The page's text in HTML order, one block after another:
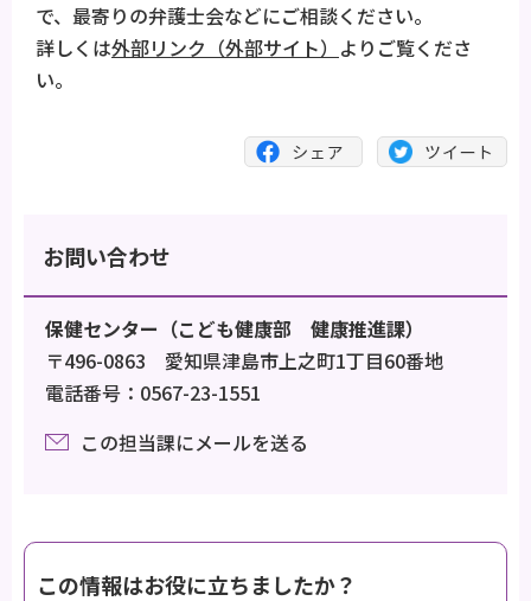
で、最寄りの弁護士会などにご相談ください。
詳しくは外部リンク（外部サイト） よりご覧くださ
い。
お問い合わせ
保健センター（こども健康部 健康推進課）
〒496-0863 愛知県津島市上之町1丁目60番地
電話番号：0567-23-1551
この担当課にメールを送る
この情報はお役に立ちましたか？